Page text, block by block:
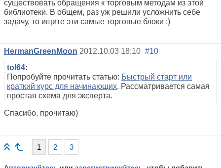
существовать обращения к торговым методам из этой
библиотеки. В общем, раз уж решили усложнить себе
задачу, то ищите эти самые торговые блоки :)
HermanGreenMoon 2012.10.03 18:10 #10
tol64:
Попробуйте прочитать статью: Быстрый старт или
краткий курс для начинающих. Рассматривается самая
простая схема для эксперта.
Спасибо, прочитаю)
1 2 3